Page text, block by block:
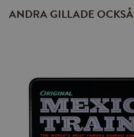
ANDRA GILLADE OCKSÅ